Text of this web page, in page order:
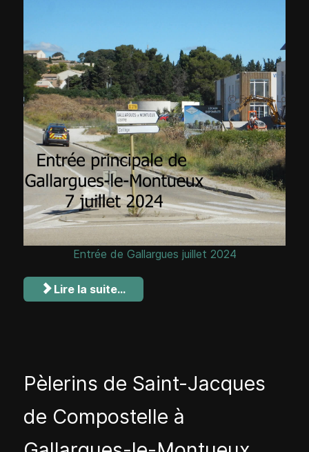
Entrée de Gallargues juillet 2024
Lire la suite...
Pèlerins de Saint-Jacques
de Compostelle à